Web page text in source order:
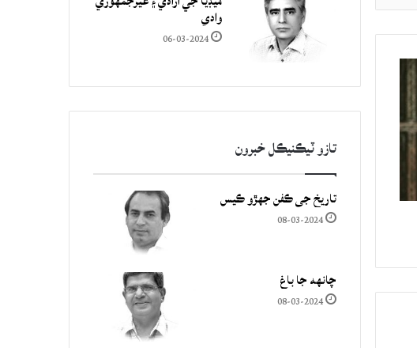
وادي
06-03-2024
تازو ٽيڪنيڪل خبرون
تاريخ جي ڪفن جھڙو ڪيس
08-03-2024
چانهه جا باغ
08-03-2024